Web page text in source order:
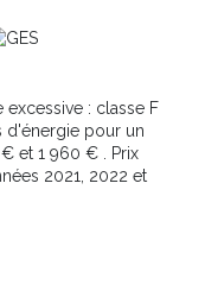
: classe F
d'énergie pour un
et 1 960 € . Prix
2021, 2022 et